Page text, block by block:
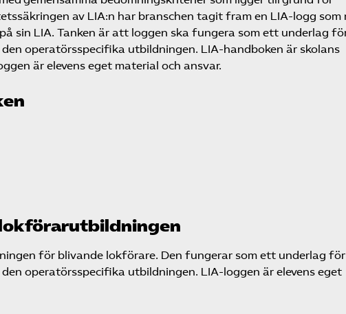
av LIA:n har branschen tagit fram en LIA-logg som
sin LIA. Tanken är att loggen ska fungera som ett underlag
operatörsspecifika utbildningen. LIA-handboken är skolans
är elevens eget material och ansvar.
för blivande lokförare. Den fungerar som ett underlag för
operatörsspecifika utbildningen. LIA-loggen är elevens eget